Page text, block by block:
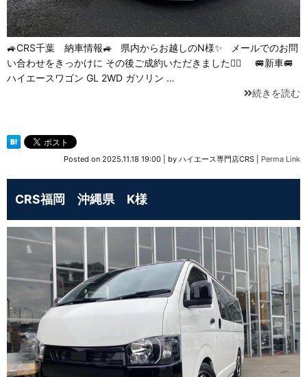
🚙CRS千葉 納車情報🚙 県内からお越しのN様✨ メールでのお問
い合わせをきっかけに その後ご成約いただきました💁‍♂️ 🚐新車🚐
ハイエースワゴン GL 2WD ガソリン …
続きを読む
Posted on 2025.11.18 19:00 by ハイエース専門店CRS Perma Link
CRS福岡 沖縄県 K様